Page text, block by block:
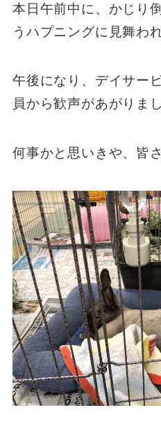
本日午前中に、かじり
うハプニングに見舞わ
午後になり、デイサー
員から歓声があがりまし
何事かと思いきや、皆